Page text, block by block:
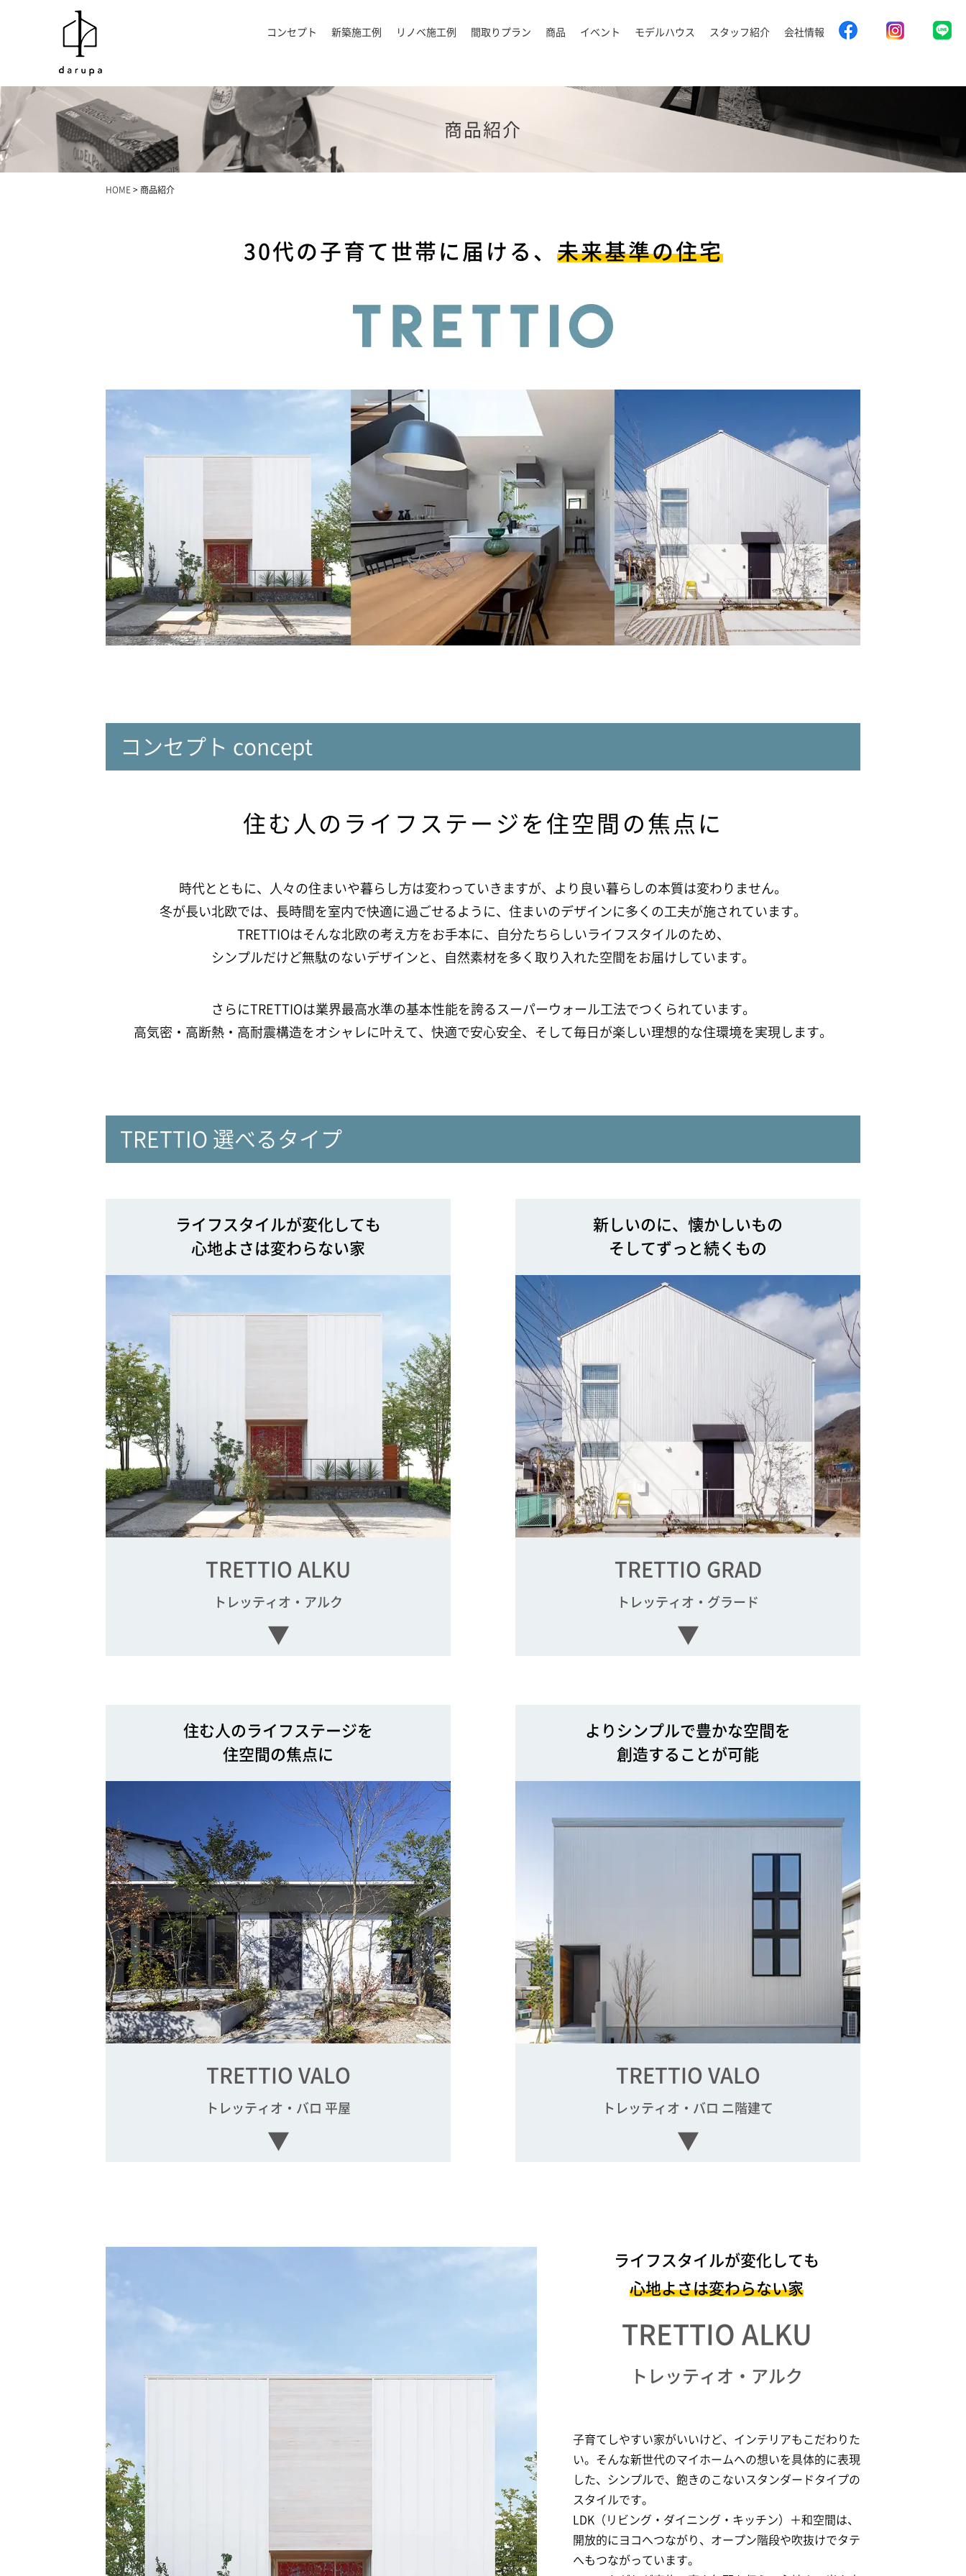
コンセプト 新築施工例 リノベ施工例 間取りプラン 商品 イベント モデルハウス スタッフ紹介 会社情報
商品紹介
HOME > 商品紹介
30代の子育て世帯に届ける、 未来基準の住宅
コンセプト concept
住む人のライフステージを 住空間の焦点に
時代とともに、人々の住まいや暮らし方は変わっていきますが、より良い暮らしの本質は変わりません。
冬が長い北欧では、長時間を室内で快適に過ごせるように、住まいのデザインに多くの工夫が施されています。
TRETTIOはそんな北欧の考え方をお手本に、自分たちらしいライフスタイルのため、
シンプルだけど無駄のないデザインと、自然素材を多く取り入れた空間をお届けしています。
さらにTRETTIOは業界最高水準の基本性能を誇るスーパーウォール工法でつくられています。
高気密・高断熱・高耐震構造をオシャレに叶えて、快適で安心安全、そして毎日が楽しい理想的な住環境を実現します。
TRETTIO 選べるタイプ
ライフスタイルが変化しても
心地よさは変わらない家
TRETTIO ALKU
トレッティオ・アルク
▼
新しいのに、懐かしいもの
そしてずっと続くもの
TRETTIO GRAD
トレッティオ・グラード
▼
住む人のライフステージを
住空間の焦点に
TRETTIO VALO
トレッティオ・バロ 平屋
▼
よりシンプルで豊かな空間を
創造することが可能
TRETTIO VALO
トレッティオ・バロ ニ階建て
▼
ライフスタイルが変化しても
心地よさは変わらない家
TRETTIO ALKU
トレッティオ・アルク
子育てしやすい家がいいけど、インテリアもこだわりた
い。そんな新世代のマイホームへの想いを具体的に表現
した、シンプルで、飽きのこないスタンダードタイプの
スタイルです。
LDK（リビング・ダイニング・キッチン）＋和空間は、
開放的にヨコへつながり、オープン階段や吹抜けでタテ
へもつながっています。